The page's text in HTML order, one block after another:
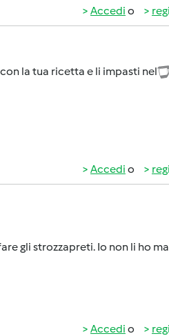
Accedi o
la tua ricetta e li impasti nel
Accedi o
gli strozzapreti. Io non li ho
Accedi o